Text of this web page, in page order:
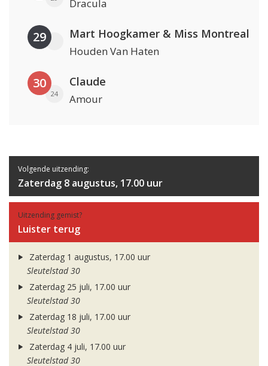
Dracula
29 Mart Hoogkamer & Miss Montreal
Houden Van Haten
30
24
Claude
Amour
Volgende uitzending:
Zaterdag 8 augustus, 17.00 uur
Uitzending gemist?
Luister terug
Zaterdag 1 augustus, 17.00 uur
Sleutelstad 30
Zaterdag 25 juli, 17.00 uur
Sleutelstad 30
Zaterdag 18 juli, 17.00 uur
Sleutelstad 30
Zaterdag 4 juli, 17.00 uur
Sleutelstad 30